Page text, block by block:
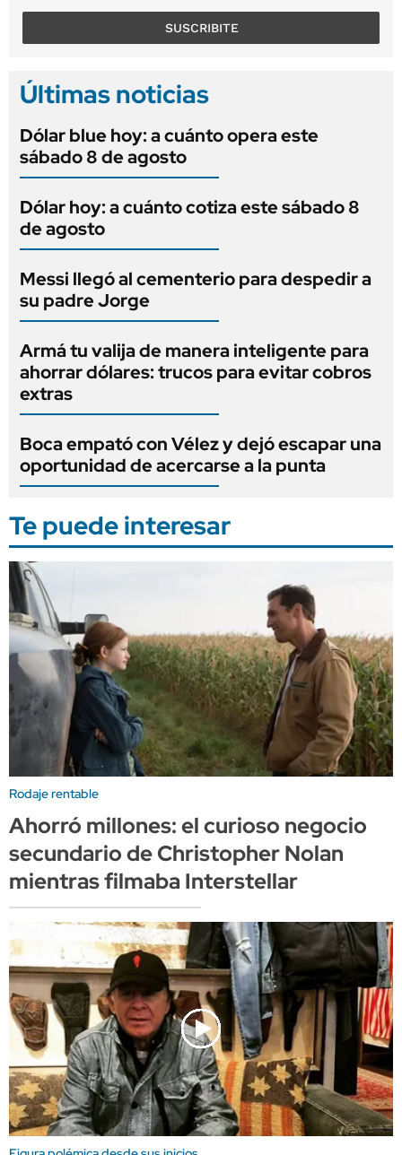
SUSCRIBITE
Últimas noticias
Dólar blue hoy: a cuánto opera este
sábado 8 de agosto
Dólar hoy: a cuánto cotiza este sábado 8
de agosto
Messi llegó al cementerio para despedir a
su padre Jorge
Armá tu valija de manera inteligente para
ahorrar dólares: trucos para evitar cobros
extras
Boca empató con Vélez y dejó escapar una
oportunidad de acercarse a la punta
Te puede interesar
Rodaje rentable
Ahorró millones: el curioso negocio
secundario de Christopher Nolan
mientras filmaba Interstellar